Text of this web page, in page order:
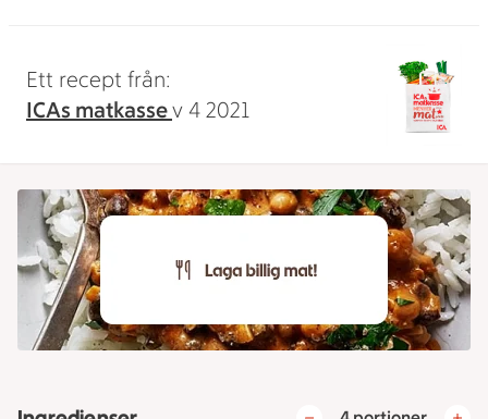
Ett recept från:
ICAs matkassev 4 2021